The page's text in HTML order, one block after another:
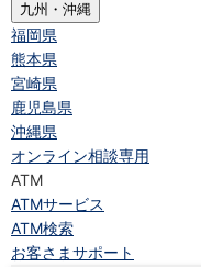
九州・沖縄
福岡県
熊本県
宮崎県
鹿児島県
沖縄県
オンライン相談専用
ATM
ATMサービス
ATM検索
お客さまサポート